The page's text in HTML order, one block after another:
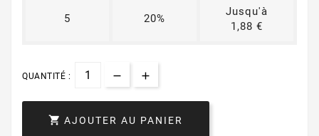
5 20%
Jusqu'à
1,88 €
QUANTITÉ :
 AJOUTER AU PANIER